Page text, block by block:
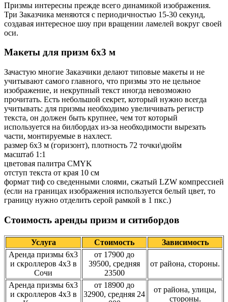
Призмы интересны прежде всего динамикой изображения.
Три Заказчика меняются с периодичностью 15-30 секунд,
создавая интересное шоу при вращении ламелей вокруг своей
оси.
Макеты для призм 6х3 м
Зачастую многие Заказчики делают типовые макеты и не
учитывают самого главного, что призмы это не цельное
изображение, и некрупный текст иногда невозможно
прочитать. Есть небольшой секрет, который нужно всегда
учитывать: для призмы необходимо увеличивать регистр
текста, он должен быть крупнее, чем тот который
используется на билбордах из-за необходимости вырезать
части, монтируемые в нахлест.
размер 6х3 м (горизонт), плотность 72 точки\дюйм
масштаб 1:1
цветовая палитра CMYK
отступ текста от края 10 см
формат тиф со сведенными слоями, сжатый LZW компрессией
(если на границах изображения используется белый цвет, то
границу нужно отделить серой рамкой в 1 пкс.)
Стоимость аренды призм и ситибордов
Услуга Стоимость
Зависимость
Аренда призмы 6х3
и скроллеров 4х3 в
Сочи
от 17900 до
39500, средняя
23500
от района, стороны.
Аренда призмы 6х3
и скроллеров 4х3 в
от 18900 до
32900, средняя 24
от района, улицы,
стороны.